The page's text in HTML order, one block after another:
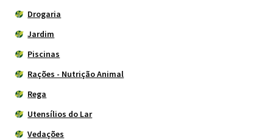
Drogaria
Jardim
Piscinas
Rações - Nutrição Animal
Rega
Utensílios do Lar
Vedações